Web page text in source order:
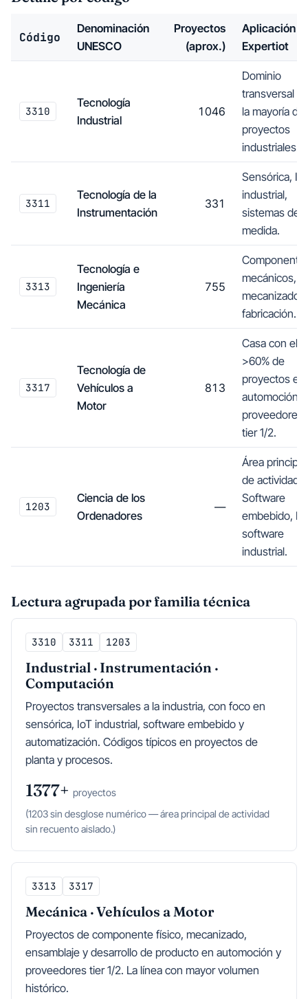
Código
Denominación
UNESCO
Proyectos
(aprox.)
Aplicación
Expertiot
3310
Tecnología
Industrial
1046
Dominio
transversal a
la mayoría de
proyectos
industriales.
3311
Tecnología de la
Instrumentación
331
Sensórica,
industrial,
sistemas de
medida.
3313
Tecnología e
Ingeniería
Mecánica
755
mecánicos,
mecanizado,
fabricación.
3317
Tecnología de
Vehículos a
Motor
813
Casa con el
>60% de
proyectos en
automoción y
proveedores
tier 1/2.
1203
Ciencia de los
Ordenadores
—
Área principal
de actividad.
Software
embebido,
software
industrial.
Lectura agrupada por familia técnica
3310 3311 1203
Industrial · Instrumentación ·
Computación
Proyectos transversales a la industria, con foco en
sensórica, IoT industrial, software embebido y
automatización. Códigos típicos en proyectos de
planta y procesos.
1377+ proyectos
(1203 sin desglose numérico — área principal de actividad
sin recuento aislado.)
3313 3317
Mecánica · Vehículos a Motor
Proyectos de componente físico, mecanizado,
ensamblaje y desarrollo de producto en automoción y
proveedores tier 1/2. La línea con mayor volumen
histórico.